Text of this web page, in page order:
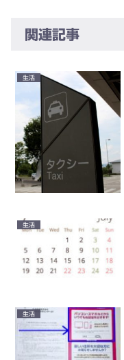
関連記事
生活
生活
生活